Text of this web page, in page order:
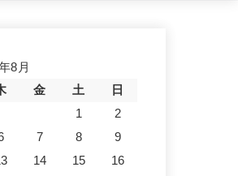
8月
金 土
日
1
2
7 8
9
14 15
16